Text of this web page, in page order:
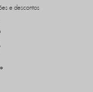
e descontos